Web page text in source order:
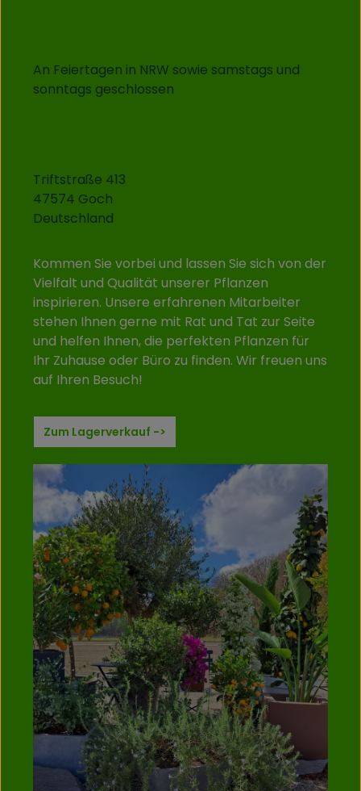
An Feiertagen in NRW sowie samstags und
sonntags geschlossen
Triftstraße 413
47574 Goch
Deutschland
Kommen Sie vorbei und lassen Sie sich von der
Vielfalt und Qualität unserer Pflanzen
inspirieren. Unsere erfahrenen Mitarbeiter
stehen Ihnen gerne mit Rat und Tat zur Seite
und helfen Ihnen, die perfekten Pflanzen für
Ihr Zuhause oder Büro zu finden. Wir freuen uns
auf Ihren Besuch!
Zum Lagerverkauf ->